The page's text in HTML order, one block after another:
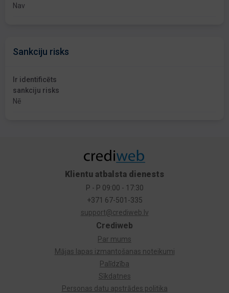
Nav
Sankciju risks
Ir identificēts
sankciju risks
Nē
Crediweb
Par mums
Mājas lapas izmantošanas noteikumi
Palīdzība
Sīkdatnes
Personas datu apstrādes politika
Klientu atbalsta dienests
P - P 09:00 - 17:30
+371 67-501-335
support@crediweb.lv